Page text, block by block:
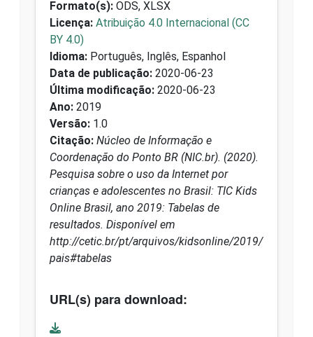
Formato(s): ODS, XLSX
Licença: Atribuição 4.0 Internacional (CC
BY 4.0)
Idioma: Português, Inglês, Espanhol
Data de publicação: 2020-06-23
Última modificação: 2020-06-23
Ano: 2019
Versão: 1.0
Citação: Núcleo de Informação e
Coordenação do Ponto BR (NIC.br). (2020).
Pesquisa sobre o uso da Internet por
crianças e adolescentes no Brasil: TIC Kids
Online Brasil, ano 2019: Tabelas de
resultados. Disponível em
http://cetic.br/pt/arquivos/kidsonline/2019/
pais#tabelas
URL(s) para download: